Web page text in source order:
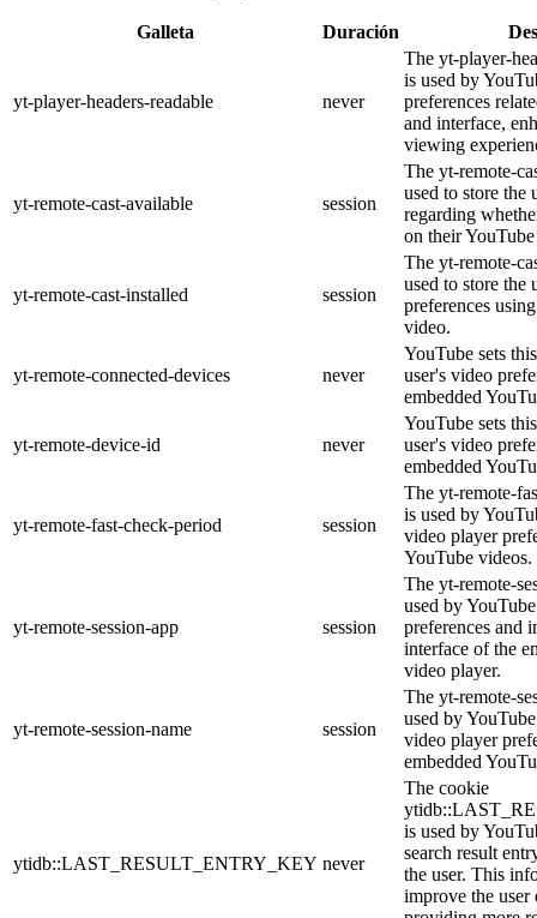
Galleta Duración
yt-player-headers-readable never
The yt-player-
is used by
preferences
and interface,
viewing
yt-remote-cast-available session
The yt-remote-
used to store the
regarding
on their
yt-remote-cast-installed session
The yt-remote-
used to store the
preferences
video.
yt-remote-connected-devices never
YouTube sets
user's video
embedded
yt-remote-device-id never
YouTube sets
user's video
embedded
yt-remote-fast-check-period session
The yt-remote-
is used by
video player
YouTube videos.
yt-remote-session-app session
The yt-remote-
used by
preferences and
interface of the
video player.
yt-remote-session-name session
The yt-remote-
used by
video player
embedded
ytidb::LAST_RESULT_ENTRY_KEY never
The cookie
is used by
search result
the user. This
improve the user